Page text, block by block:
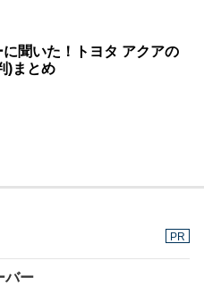
聞いた！トヨタ アクアの
)まとめ
PR
バー